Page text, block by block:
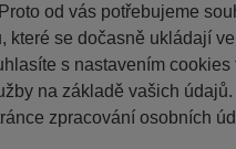
od vás potřebujeme
které se dočasně ukládají
s nastavením
na základě vašich
zpracování osobních